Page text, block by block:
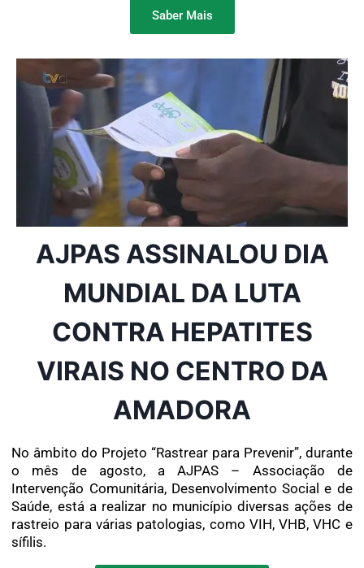
Saber Mais
AJPAS ASSINALOU DIA
MUNDIAL DA LUTA
CONTRA HEPATITES
VIRAIS NO CENTRO DA
AMADORA
No âmbito do Projeto “Rastrear para Prevenir”, durante
o mês de agosto, a AJPAS – Associação de
Intervenção Comunitária, Desenvolvimento Social e de
Saúde, está a realizar no município diversas ações de
rastreio para várias patologias, como VIH, VHB, VHC e
sífilis.